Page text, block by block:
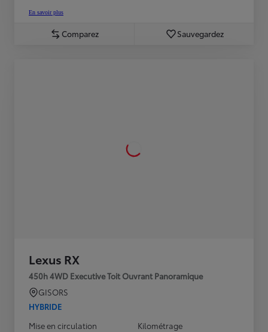
En savoir plus
Comparez Sauvegardez
Lexus RX
450h 4WD Executive Toit Ouvrant Panoramique
GISORS
HYBRIDE
Mise en circulation
Kilométrage